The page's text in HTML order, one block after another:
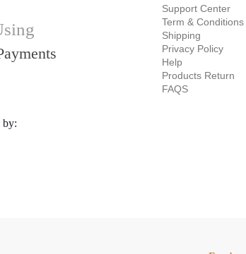
by:
Support Center
Term & Conditions
Shipping
Privacy Policy
Help
Products Return
FAQS